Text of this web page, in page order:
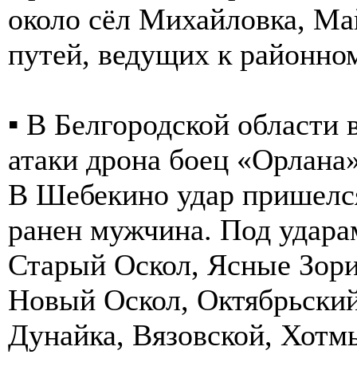
около сёл Михайловка,
путей, ведущих к
▪️ В Белгородской
атаки дрона боец
В Шебекино удар
ранен мужчина. Под
Старый Оскол, Ясные
Новый Оскол,
Дунайка, Вязовской,